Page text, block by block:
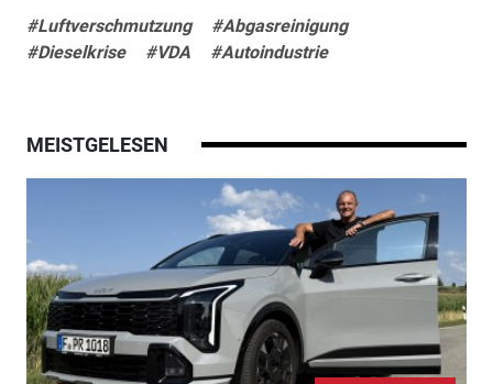
#Luftverschmutzung
#Abgasreinigung
#Dieselkrise
#VDA #Autoindustrie
MEISTGELESEN